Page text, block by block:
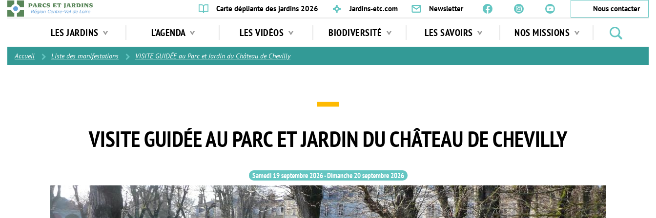
Aller
au
Carte dépliante des jardins 2026 Jardins-etc.com Newsletter
Nous contacter
principale
LES JARDINS L'AGENDA LES VIDÉOS BIODIVERSITÉ LES SAVOIRS NOS MISSIONS
jardins
Contenu
Accueil Liste des manifestations VISITE GUIDÉE au Parc et Jardin du Château de Chevilly
VISITE GUIDÉE AU PARC ET JARDIN DU CHÂTEAU DE CHEVILLY
Samedi 19 septembre 2026-Dimanche 20 septembre 2026